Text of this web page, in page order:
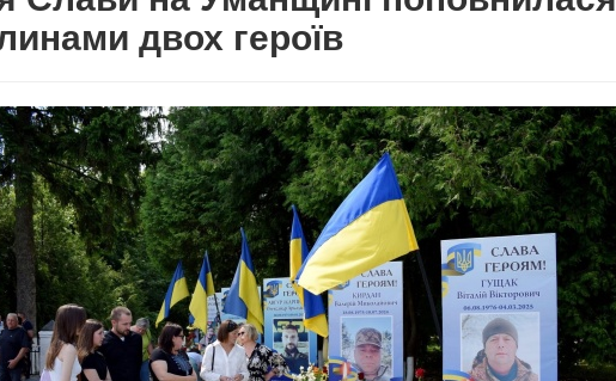
двох героїв